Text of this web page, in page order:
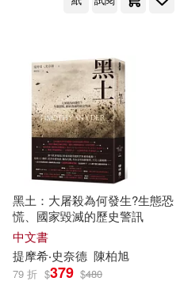
黑土：大屠殺為何發生?生態恐
慌、國家毀滅的歷史警訊
中文書
提摩希‧史奈德 陳柏旭
79 折 $379 $480